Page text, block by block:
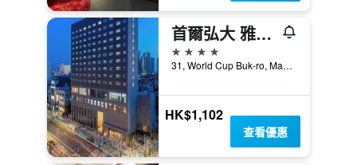
首爾弘大 雅曼蒂酒店
4星級
31, World Cup Buk-ro, Mapo-gu, 首爾, 韓國
HK$1,102
查看優惠